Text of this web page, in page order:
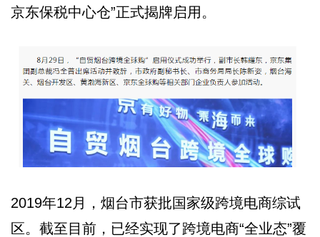
京东保税中心仓”正式揭牌启用。
2019年12月，烟台市获批国家级跨境电商综试
区。截至目前，已经实现了跨境电商“全业态”覆